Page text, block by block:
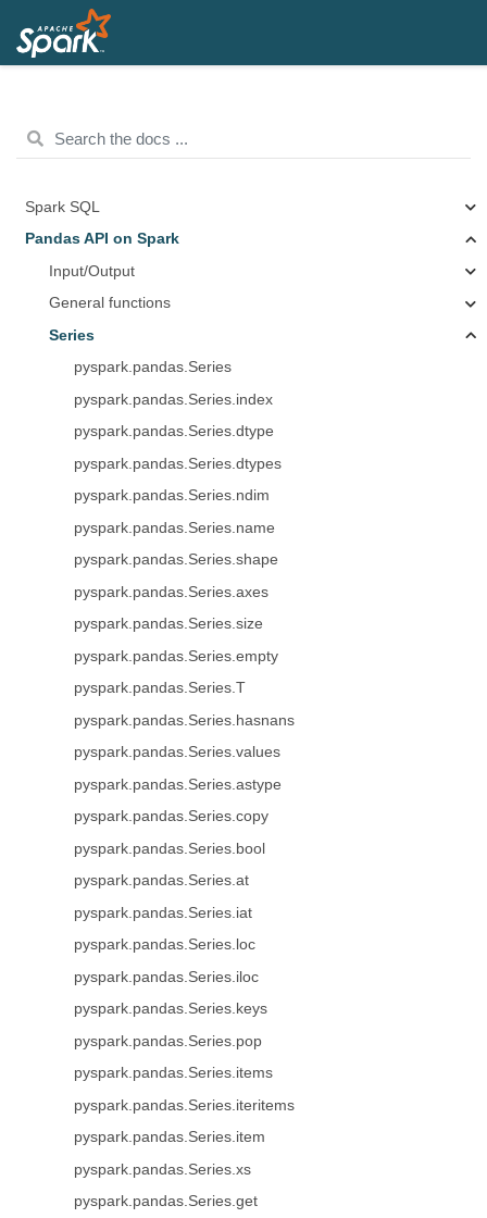
Spark SQL
Pandas API on Spark
Input/Output
General functions
Series
pyspark.pandas.Series
pyspark.pandas.Series.index
pyspark.pandas.Series.dtype
pyspark.pandas.Series.dtypes
pyspark.pandas.Series.ndim
pyspark.pandas.Series.name
pyspark.pandas.Series.shape
pyspark.pandas.Series.axes
pyspark.pandas.Series.size
pyspark.pandas.Series.empty
pyspark.pandas.Series.T
pyspark.pandas.Series.hasnans
pyspark.pandas.Series.values
pyspark.pandas.Series.astype
pyspark.pandas.Series.copy
pyspark.pandas.Series.bool
pyspark.pandas.Series.at
pyspark.pandas.Series.iat
pyspark.pandas.Series.loc
pyspark.pandas.Series.iloc
pyspark.pandas.Series.keys
pyspark.pandas.Series.pop
pyspark.pandas.Series.items
pyspark.pandas.Series.iteritems
pyspark.pandas.Series.item
pyspark.pandas.Series.xs
pyspark.pandas.Series.get